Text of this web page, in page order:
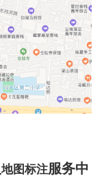
地图标注服务中